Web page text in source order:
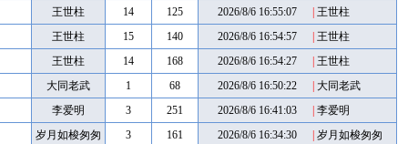
王世柱
14 125 2026/8/6 16:55:07
王世柱
王世柱
15 140 2026/8/6 16:54:57
王世柱
王世柱
14 168 2026/8/6 16:54:27
王世柱
大同老武
1 68 2026/8/6 16:50:22
大同老武
李爱明
3 251 2026/8/6 16:41:03
李爱明
岁月如梭匆匆
3 161 2026/8/6 16:34:30
岁月如梭匆匆